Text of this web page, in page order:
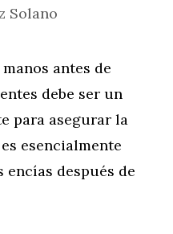
Solano
antes de
debe ser un
para asegurar la
esencialmente
después de